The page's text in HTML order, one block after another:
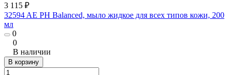
3 115 ₽
32594 AE PH Balanced, мыло жидкое для всех типов кожи, 200
мл
0
0
В наличии
В корзину